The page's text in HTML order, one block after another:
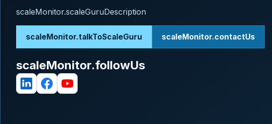
scaleMonitor.scaleGuruDescription
scaleMonitor.talkToScaleGuru scaleMonitor.contactUs
scaleMonitor.followUs